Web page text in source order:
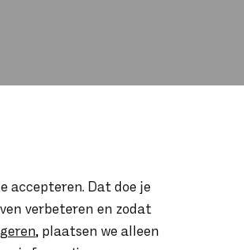
accepteren. Dat doe je
verbeteren en zodat
, plaatsen we alleen